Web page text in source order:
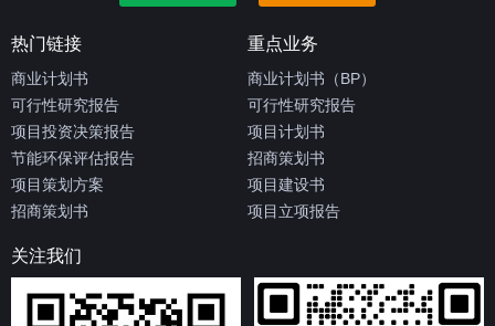
热门链接
商业计划书
可行性研究报告
项目投资决策报告
节能环保评估报告
项目策划方案
招商策划书
重点业务
商业计划书（BP）
可行性研究报告
项目计划书
招商策划书
项目建设书
项目立项报告
关注我们